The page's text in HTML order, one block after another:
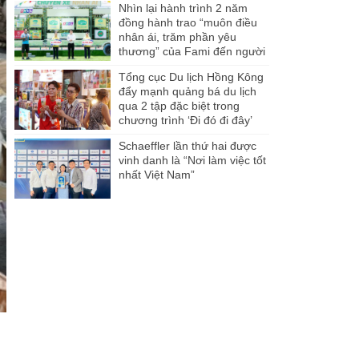
Nhìn lại hành trình 2 năm
đồng hành trao “muôn điều
nhân ái, trăm phần yêu
thương” của Fami đến người
Tổng cục Du lịch Hồng Kông
đẩy mạnh quảng bá du lịch
qua 2 tập đặc biệt trong
chương trình ‘Đi đó đi đây’
Schaeffler lần thứ hai được
vinh danh là “Nơi làm việc tốt
nhất Việt Nam”